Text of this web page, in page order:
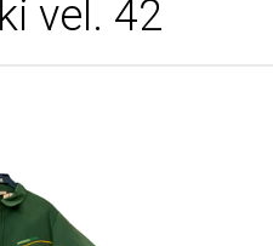
vel. 42